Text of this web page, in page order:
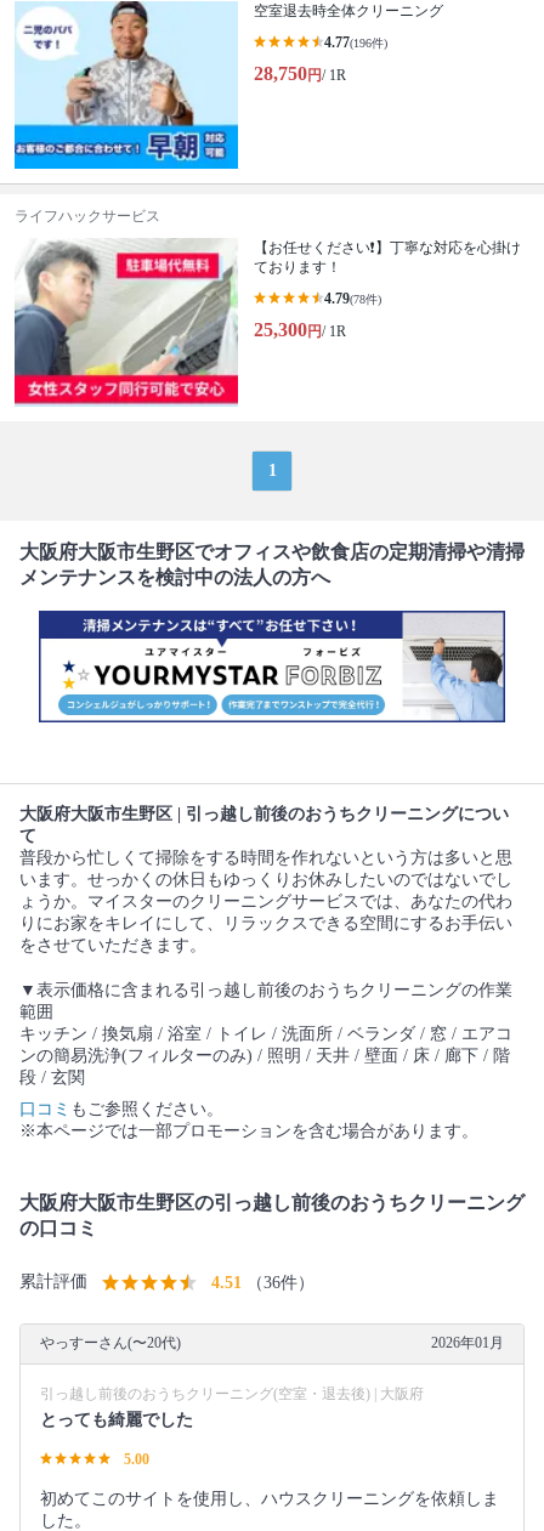
空室退去時全体クリーニング
4.77(196件)
28,750円/ 1R
ライフハックサービス
【お任せください❗️】丁寧な対応を心掛け
ております！
4.79(78件)
25,300円/ 1R
1
大阪府大阪市生野区でオフィスや飲食店の定期清掃や清掃
メンテナンスを検討中の法人の方へ
大阪府大阪市生野区 | 引っ越し前後のおうちクリーニングについ
て
普段から忙しくて掃除をする時間を作れないという方は多いと思
います。せっかくの休日もゆっくりお休みしたいのではないでし
ょうか。マイスターのクリーニングサービスでは、あなたの代わ
りにお家をキレイにして、リラックスできる空間にするお手伝い
をさせていただきます。
▼表示価格に含まれる引っ越し前後のおうちクリーニングの作業
範囲
キッチン / 換気扇 / 浴室 / トイレ / 洗面所 / ベランダ / 窓 / エアコ
ンの簡易洗浄(フィルターのみ) / 照明 / 天井 / 壁面 / 床 / 廊下 / 階
段 / 玄関
口コミ もご参照ください。
※本ページでは一部プロモーションを含む場合があります。
大阪府大阪市生野区の引っ越し前後のおうちクリーニング
の口コミ
累計評価 4.51 （36件）
やっすーさん(〜20代) 2026年01月
引っ越し前後のおうちクリーニング(空室・退去後) | 大阪府
とっても綺麗でした
5.00
初めてこのサイトを使用し、ハウスクリーニングを依頼しま
した。